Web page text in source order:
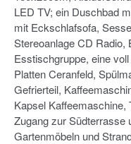
LED TV; ein Duschbad
mit Eckschlafsofa,
Stereoanlage CD Radio,
Esstischgruppe, eine
Platten Ceranfeld,
Gefrierteil,
Kapsel Kaffeemaschine,
Zugang zur Südterrasse
Gartenmöbeln und